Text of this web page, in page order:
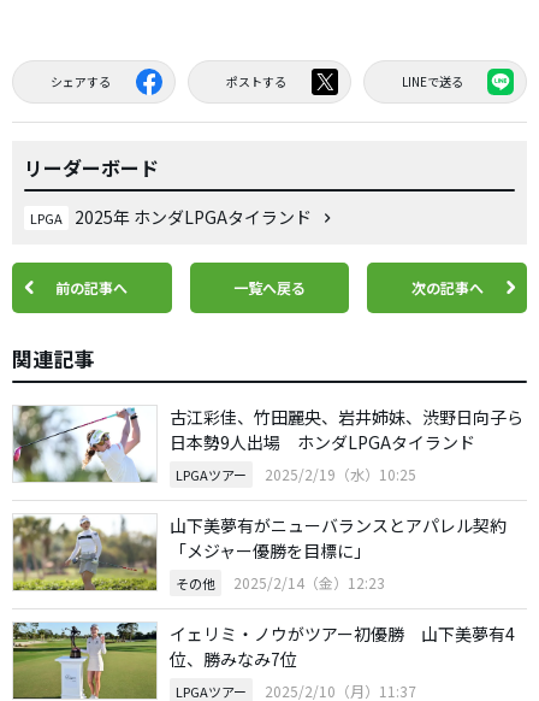
シェアする ポストする LINEで送る
リーダーボード
LPGA 2025年 ホンダLPGAタイランド
前の記事へ 一覧へ戻る 次の記事へ
関連記事
古江彩佳、竹田麗央、岩井姉妹、渋野日向子ら
日本勢9人出場 ホンダLPGAタイランド
LPGAツアー 2025/2/19（水）10:25
山下美夢有がニューバランスとアパレル契約
「メジャー優勝を目標に」
その他 2025/2/14（金）12:23
イェリミ・ノウがツアー初優勝 山下美夢有4
位、勝みなみ7位
LPGAツアー 2025/2/10（月）11:37